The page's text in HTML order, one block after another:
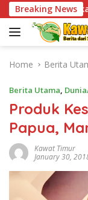
Skip
to
content
Breaking News
Tim
Home Berita
Berita Utama,
Produk
Papua,
Kawat Timur
January 30,